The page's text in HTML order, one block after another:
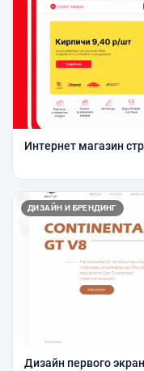
Интернет магазин
ДИЗАЙН И БРЕНДИНГ
Дизайн первого